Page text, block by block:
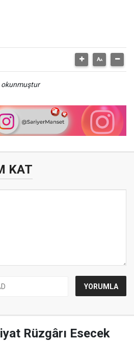
okunmuştur
KAT
Rüzgârı Esecek